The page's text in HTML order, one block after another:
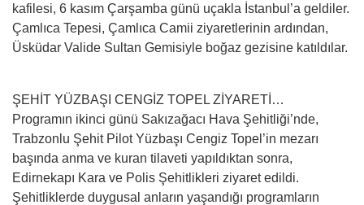
kafilesi, 6 kasım Çarşamba günü uçakla İstanbul’a geldiler.
Çamlıca Tepesi, Çamlıca Camii ziyaretlerinin ardından,
Üsküdar Valide Sultan Gemisiyle boğaz gezisine katıldılar.
ŞEHİT YÜZBAŞI CENGİZ TOPEL ZİYARETİ…
Programın ikinci günü Sakızağacı Hava Şehitliği’nde,
Trabzonlu Şehit Pilot Yüzbaşı Cengiz Topel’in mezarı
başında anma ve kuran tilaveti yapıldıktan sonra,
Edirnekapı Kara ve Polis Şehitlikleri ziyaret edildi.
Şehitliklerde duygusal anların yaşandığı programların